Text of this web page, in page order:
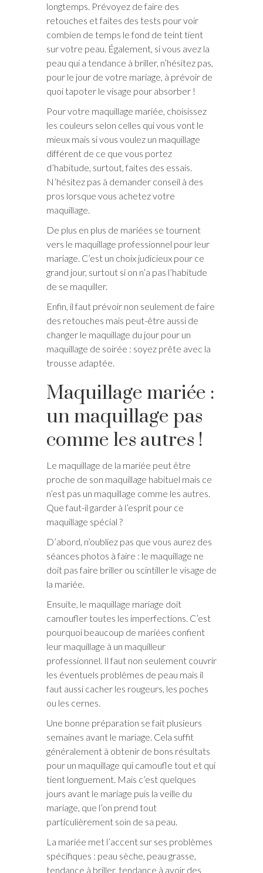
longtemps. Prévoyez de faire des
retouches et faites des tests pour voir
combien de temps le fond de teint tient
sur votre peau. Également, si vous avez la
peau qui a tendance à briller, n’hésitez pas,
pour le jour de votre mariage, à prévoir de
quoi tapoter le visage pour absorber !
Pour votre maquillage mariée, choisissez
les couleurs selon celles qui vous vont le
mieux mais si vous voulez un maquillage
différent de ce que vous portez
d’habitude, surtout, faites des essais.
N’hésitez pas à demander conseil à des
pros lorsque vous achetez votre
maquillage.
De plus en plus de mariées se tournent
vers le maquillage professionnel pour leur
mariage. C’est un choix judicieux pour ce
grand jour, surtout si on n’a pas l’habitude
de se maquiller.
Enfin, il faut prévoir non seulement de faire
des retouches mais peut-être aussi de
changer le maquillage du jour pour un
maquillage de soirée : soyez prête avec la
trousse adaptée.
Maquillage mariée :
un maquillage pas
comme les autres !
Le maquillage de la mariée peut être
proche de son maquillage habituel mais ce
n’est pas un maquillage comme les autres.
Que faut-il garder à l’esprit pour ce
maquillage spécial ?
D’abord, n’oubliez pas que vous aurez des
séances photos à faire : le maquillage ne
doit pas faire briller ou scintiller le visage de
la mariée.
Ensuite, le maquillage mariage doit
camoufler toutes les imperfections. C’est
pourquoi beaucoup de mariées confient
leur maquillage à un maquilleur
professionnel. Il faut non seulement couvrir
les éventuels problèmes de peau mais il
faut aussi cacher les rougeurs, les poches
ou les cernes.
Une bonne préparation se fait plusieurs
semaines avant le mariage. Cela suffit
généralement à obtenir de bons résultats
pour un maquillage qui camoufle tout et qui
tient longuement. Mais c’est quelques
jours avant le mariage puis la veille du
mariage, que l’on prend tout
particulièrement soin de sa peau.
La mariée met l’accent sur ses problèmes
spécifiques : peau sèche, peau grasse,
tendance à briller, tendance à avoir des